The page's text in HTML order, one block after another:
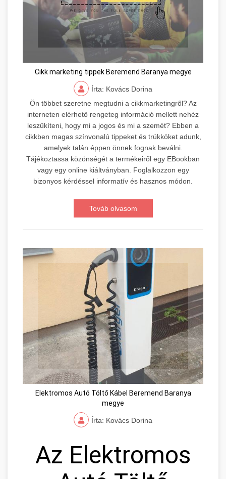
Cikk marketing tippek Beremend Baranya megye
Írta: Kovács Dorina
Ön többet szeretne megtudni a cikkmarketingről? Az
interneten elérhető rengeteg információ mellett nehéz
leszűkíteni, hogy mi a jogos és mi a szemét? Ebben a
cikkben magas színvonalú tippeket és trükköket adunk,
amelyek talán éppen önnek fognak beválni.
Tájékoztassa közönségét a termékeiről egy EBookban
vagy egy online kiáltványban. Foglalkozzon egy
bizonyos kérdéssel informatív és hasznos módon.
Továb olvasom
Elektromos Autó Töltő Kábel Beremend Baranya
megye
Írta: Kovács Dorina
Az Elektromos